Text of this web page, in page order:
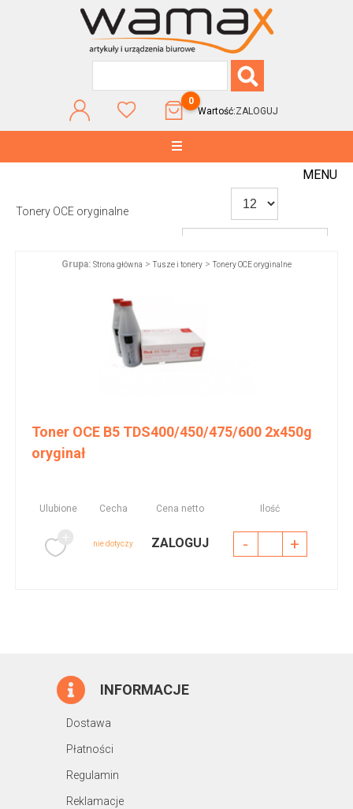
0
Wartość:ZALOGUJ
MENU
Tonery OCE oryginalne
Grupa: Strona główna >Tusze i tonery >Tonery OCE oryginalne
Toner OCE B5 TDS400/450/475/600 2x450g
oryginał
Ulubione Cecha Cena netto Ilość
nie dotyczy ZALOGUJ - +
INFORMACJE
Dostawa
Płatności
Regulamin
Reklamacje